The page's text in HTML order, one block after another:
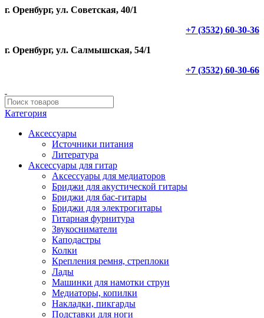
г. Оренбург, ул. Советская, 40/1
+7 (3532) 60-30-36
г. Оренбург, ул. Салмышская, 54/1
+7 (3532) 60-30-66
Категория
Аксессуары
Источники питания
Литература
Аксессуары для гитар
Аксессуары для медиаторов
Бриджи для акустической гитары
Бриджи для бас-гитары
Бриджи для электрогитары
Гитарная фурнитура
Звукосниматели
Каподастры
Колки
Крепления ремня, стреплоки
Лады
Машинки для намотки струн
Медиаторы, копилки
Накладки, пикгарды
Подставки для ноги